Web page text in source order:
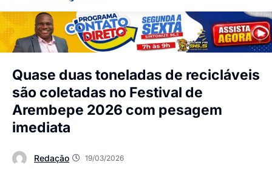
Quase duas toneladas de recicláveis
são coletadas no Festival de
Arembepe 2026 com pesagem
imediata
Redação 19/03/2026